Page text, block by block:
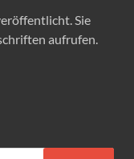
Sie
aufrufen.